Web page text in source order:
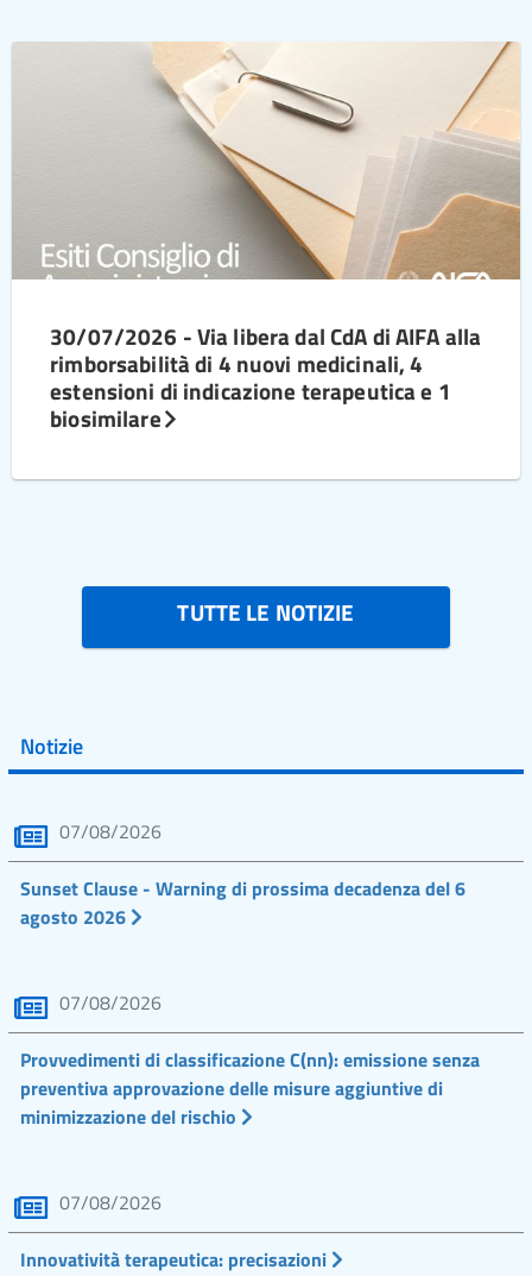
30/07/2026 - Via libera dal CdA di AIFA alla
rimborsabilità di 4 nuovi medicinali, 4
estensioni di indicazione terapeutica e 1
biosimilare
TUTTE LE NOTIZIE
Notizie
07/08/2026
Sunset Clause - Warning di prossima decadenza del 6
agosto 2026
07/08/2026
Provvedimenti di classificazione C(nn): emissione senza
preventiva approvazione delle misure aggiuntive di
minimizzazione del rischio
07/08/2026
Innovatività terapeutica: precisazioni